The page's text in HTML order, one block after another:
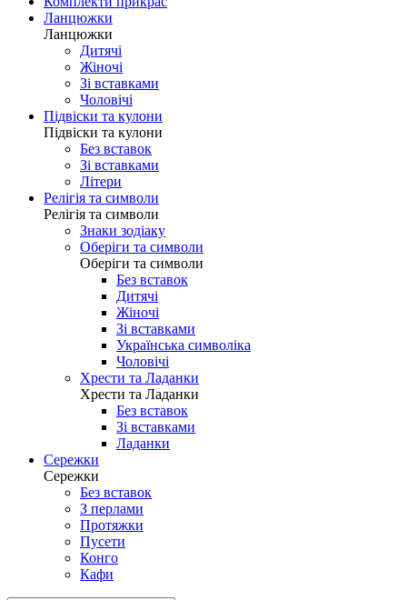
Ланцюжки
Ланцюжки
Дитячі
Жіночі
Зі вставками
Чоловічі
Підвіски та кулони
Підвіски та кулони
Без вставок
Зі вставками
Літери
Релігія та символи
Релігія та символи
Знаки зодіаку
Оберіги та символи
Оберіги та символи
Без вставок
Дитячі
Жіночі
Зі вставками
Українська символіка
Чоловічі
Хрести та Ладанки
Хрести та Ладанки
Без вставок
Зі вставками
Ладанки
Сережки
Сережки
Без вставок
З перлами
Протяжки
Пусети
Конго
Кафи